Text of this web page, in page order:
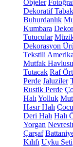
Objeler
Dekoratif
Buhurdanlık
Kumbara
Tutucular
Dekorasyon
Tekstili
Mutfak
Tutacak Raf
Perde Jaluziler
Rustik Perde
Halı Yolluk
Hasır Halı
Deri Halı Halı
Yorgan
Çarşaf
Kılıfı Uyku Seti